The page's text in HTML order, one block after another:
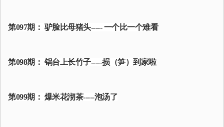
第097期： 驴脸比母猪头----- 一个比一个难看
第098期： 锅台上长竹子-----损（笋）到家啦
第099期： 爆米花沏茶-----泡汤了